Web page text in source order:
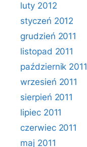
luty 2012
styczeń 2012
grudzień 2011
listopad 2011
październik 2011
wrzesień 2011
sierpień 2011
lipiec 2011
czerwiec 2011
maj 2011